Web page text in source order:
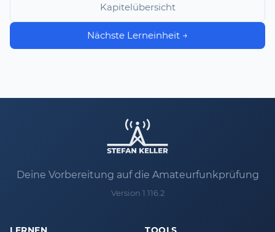
Kapitelübersicht
Nächste Lerneinheit →
Deine Vorbereitung auf die Amateurfunkprüfung
Version 1.116.2